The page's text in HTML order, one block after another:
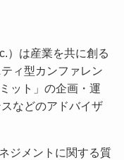
）は産業を共に創る
ィ型カンファレン
ット」の企画・運
などのアドバイザ
ジメントに関する質